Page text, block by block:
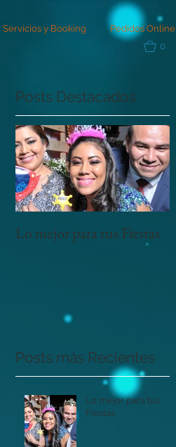
Servicios y Booking
Pedidos Online
0
Posts Destacados
Lo mejor para tus Fiestas
Posts más Recientes
Lo mejor para tus
Fiestas